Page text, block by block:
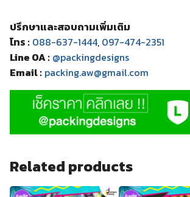
ปรึกษาและสอบถามเพิ่มเติม
โทร : 088-637-1444, 097-474-2351
Line OA : @packingdesigns
Email : packing.aw@gmail.com
Related products